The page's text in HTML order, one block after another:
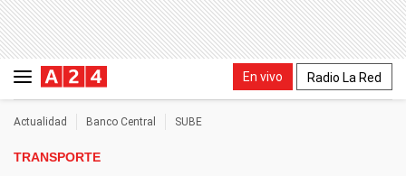
En vivo Radio La Red
Actualidad Banco Central SUBE
TRANSPORTE